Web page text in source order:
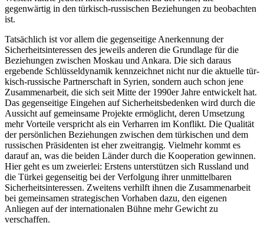
gegenwärtig in den türkisch-russi­schen Beziehungen zu beobachten
ist.
Tatsächlich ist vor allem die gegenseitige Anerken­nung der
Sicherheitsinteressen des jeweils anderen die Grundlage für die
Beziehungen zwischen Moskau und Ankara. Die sich daraus
ergebende Schlüssel­dynamik kennzeichnet nicht nur die aktuelle tür­
kisch-russische Partnerschaft in Syrien, sondern auch schon jene
Zusammenarbeit, die sich seit Mitte der 1990er Jahre entwickelt hat.
Das gegenseitige Ein­gehen auf Sicherheitsbedenken wird durch die
Aus­sicht auf gemeinsame Projekte ermöglicht, deren Umsetzung
mehr Vorteile verspricht als ein Verharren im Konflikt. Die Qualität
der persönlichen Bezie­hungen zwischen dem türkischen und dem
russischen Präsidenten ist eher zweitrangig. Vielmehr kommt es
darauf an, was die beiden Länder durch die Kooperation gewinnen.
Hier geht es um zweierlei: Erstens unterstützen sich Russland und
die Türkei gegenseitig bei der Verfolgung ihrer unmittelbaren
Sicherheitsinteressen. Zweitens verhilft ihnen die Zusammenarbeit
bei gemeinsamen strategischen Vorhaben dazu, den eigenen
Anliegen auf der inter­nationalen Bühne mehr Gewicht zu
verschaffen.